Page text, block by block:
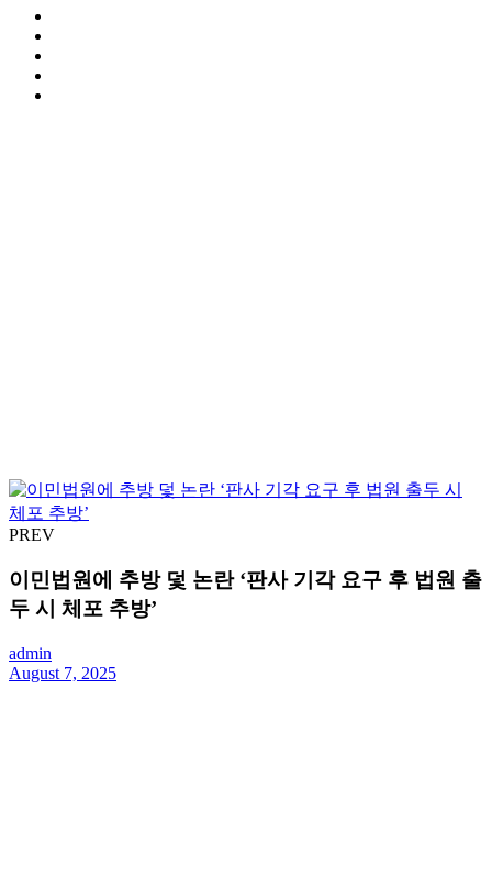
PREV
이민법원에 추방 덫 논란 ‘판사 기각 요구 후 법원 출
두 시 체포 추방’
admin
August 7, 2025